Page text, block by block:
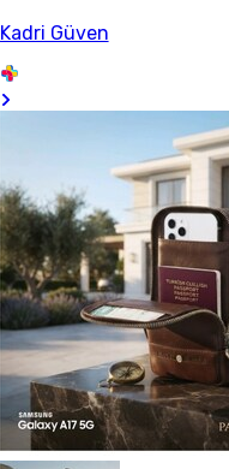
Kadri Güven